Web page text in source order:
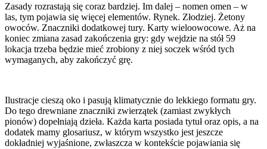
Zasady rozrastają się coraz bardziej. Im dalej – nomen omen – w
las, tym pojawia się więcej elementów. Rynek. Złodziej. Żetony
owoców. Znaczniki dodatkowej tury. Karty wieloowocowe. Aż na
koniec zmiana zasad zakończenia gry: gdy wejdzie na stół 59
lokacja trzeba będzie mieć zrobiony z niej soczek wśród tych
wymaganych, aby zakończyć grę.
Ilustracje cieszą oko i pasują klimatycznie do lekkiego formatu gry.
Do tego drewniane znaczniki zwierzątek (zamiast zwykłych
pionów) dopełniają dzieła. Każda karta posiada tytuł oraz opis, a na
dodatek mamy glosariusz, w którym wszystko jest jeszcze
dokładniej wyjaśnione, zwłaszcza w kontekście pojawiania się